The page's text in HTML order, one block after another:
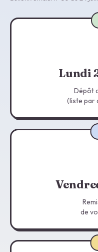
Lundi
Dépôt
(liste par
de